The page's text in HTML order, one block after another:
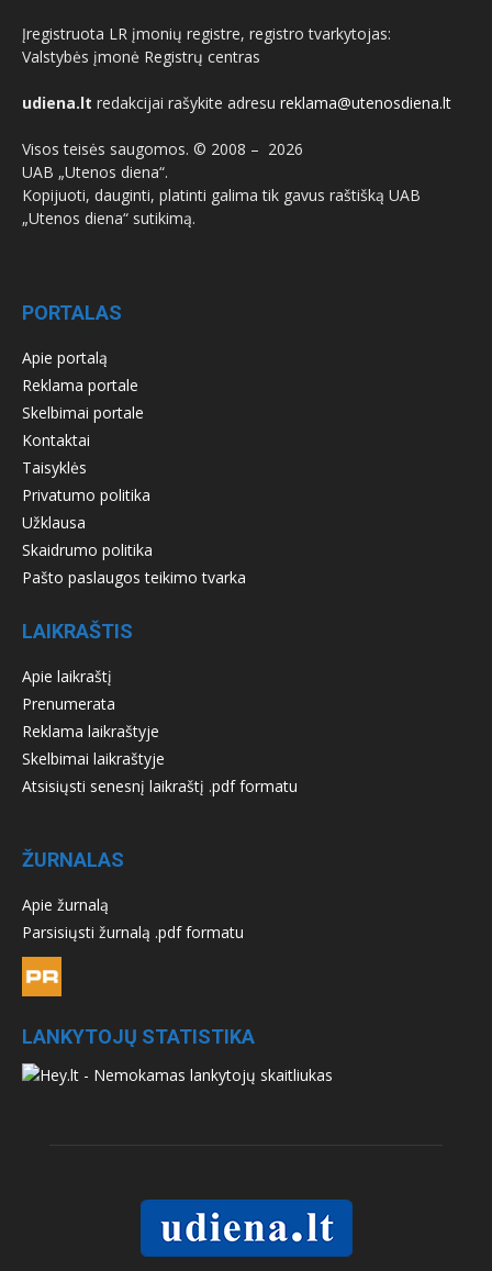
Įregistruota LR įmonių registre, registro tvarkytojas:
Valstybės įmonė Registrų centras
udiena.lt redakcijai rašykite adresu reklama@utenosdiena.lt
Visos teisės saugomos. © 2008 – 2026
UAB „Utenos diena“.
Kopijuoti, dauginti, platinti galima tik gavus raštišką UAB
„Utenos diena“ sutikimą.
PORTALAS
Apie portalą
Reklama portale
Skelbimai portale
Kontaktai
Taisyklės
Privatumo politika
Užklausa
Skaidrumo politika
Pašto paslaugos teikimo tvarka
LAIKRAŠTIS
Apie laikraštį
Prenumerata
Reklama laikraštyje
Skelbimai laikraštyje
Atsisiųsti senesnį laikraštį .pdf formatu
ŽURNALAS
Apie žurnalą
Parsisiųsti žurnalą .pdf formatu
LANKYTOJŲ STATISTIKA